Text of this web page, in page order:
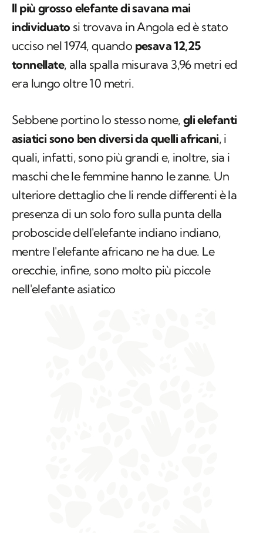
Il più grosso elefante di savana mai
individuato si trovava in Angola ed è stato
ucciso nel 1974, quando pesava 12,25
tonnellate, alla spalla misurava 3,96 metri ed
era lungo oltre 10 metri.
Sebbene portino lo stesso nome, gli elefanti
asiatici sono ben diversi da quelli africani, i
quali, infatti, sono più grandi e, inoltre, sia i
maschi che le femmine hanno le zanne. Un
ulteriore dettaglio che li rende differenti è la
presenza di un solo foro sulla punta della
proboscide dell'elefante indiano indiano,
mentre l'elefante africano ne ha due. Le
orecchie, infine, sono molto più piccole
nell'elefante asiatico